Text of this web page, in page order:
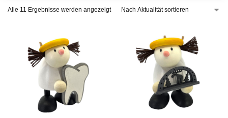
Alle 11 Ergebnisse werden angezeigt